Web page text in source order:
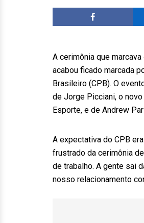
A cerimônia que
acabou ficado marcada
Brasileiro (CPB). O
de Jorge Picciani, o
Esporte, e de Andrew
A expectativa do CPB
frustrado da cerimônia
de trabalho. A gente sai
nosso relacionamento